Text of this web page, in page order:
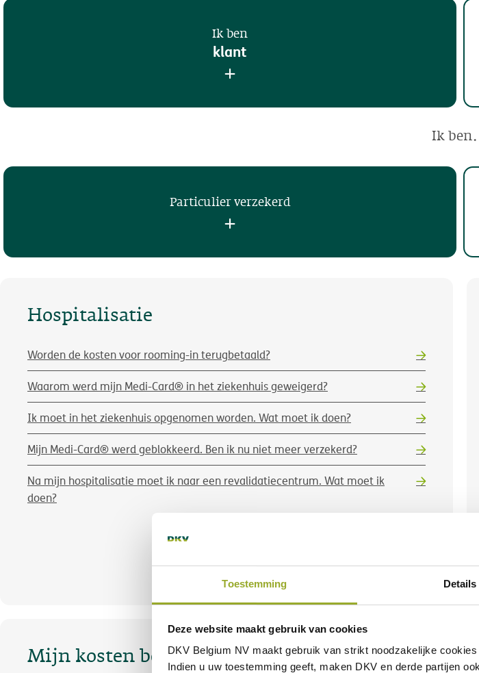
Toestemming Details
Deze website maakt gebruik van cookies
DKV Belgium NV maakt gebruik van strikt noodzakelijke cookies
Indien u uw toestemming geeft, maken DKV en derde partijen
Ik ben
klant
Ik
Particulier verzekerd
Hospitalisatie
Worden de kosten voor rooming-in terugbetaald?
Waarom werd mijn Medi-Card® in het ziekenhuis geweigerd?
Ik moet in het ziekenhuis opgenomen worden. Wat moet ik doen?
Mijn Medi-Card® werd geblokkeerd. Ben ik nu niet meer verzekerd?
Na mijn hospitalisatie moet ik naar een revalidatiecentrum. Wat moet ik
doen?
Mijn kosten beheren